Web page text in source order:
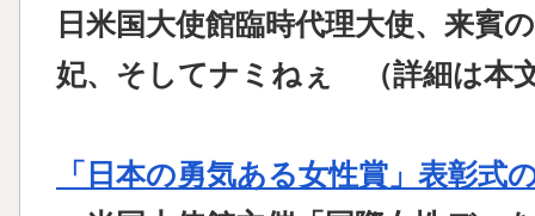
日米国大使館臨時代理大使、来賓
妃、そしてナミねぇ （詳細は本
「日本の勇気ある女性賞」表彰式